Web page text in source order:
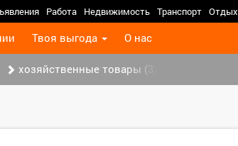
Работа Недвижимость Транспорт Отдых
Твоя выгода О нас
хозяйственные товары (3)